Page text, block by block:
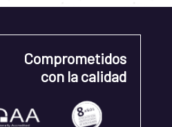
Comprometidos
con la calidad